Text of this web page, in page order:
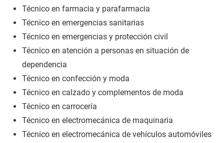
Técnico en farmacia y parafarmacia
Técnico en emergencias sanitarias
Técnico en emergencias y protección civil
Técnico en atención a personas en situación de
dependencia
Técnico en confección y moda
Técnico en calzado y complementos de moda
Técnico en carrocería
Técnico en electromecánica de maquinaria
Técnico en electromecánica de vehículos automóviles